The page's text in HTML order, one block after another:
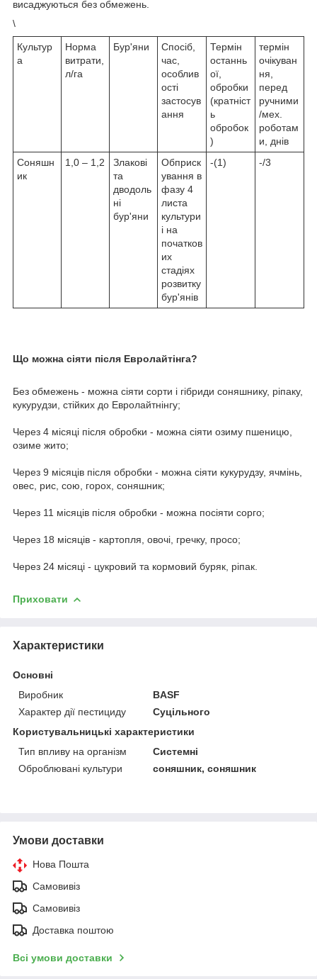
висаджуються без обмежень.
\
Культур
а
Норма
витрати,
л/га
Бур'яни
Спосіб,
час,
особлив
ості
застосув
ання
Термін
останнь
ої,
обробки
(кратніст
ь
обробок
)
термін
очікуван
ня,
перед
ручними
/мех.
роботам
и, днів
Соняшн
ик
1,0 – 1,2
Злакові
та
дводоль
ні
бур'яни
Обприск
ування в
фазу 4
листа
культури
і на
початков
их
стадіях
розвитку
бур'янів
-(1) -/3
Що можна сіяти після Евролайтінга?
Без обмежень - можна сіяти сорти і гібриди соняшнику, ріпаку,
кукурудзи, стійких до Евролайтнінгу;
Через 4 місяці після обробки - можна сіяти озиму пшеницю,
озиме жито;
Через 9 місяців після обробки - можна сіяти кукурудзу, ячмінь,
овес, рис, сою, горох, соняшник;
Через 11 місяців після обробки - можна посіяти сорго;
Через 18 місяців - картопля, овочі, гречку, просо;
Через 24 місяці - цукровий та кормовий буряк, ріпак.
Приховати
Характеристики
Основні
Виробник
BASF
Характер дії пестициду
Суцільного
Користувальницькі характеристики
Тип впливу на організм
Системні
Оброблювані культури
соняшник, соняшник
Умови доставки
Нова Пошта
Самовивіз
Самовивіз
Доставка поштою
Всі умови доставки